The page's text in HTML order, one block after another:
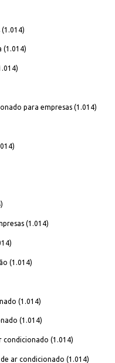
(1.014)
(1.014)
para empresas (1.014)
(1.014)
(1.014)
(1.014)
(1.014)
condicionado (1.014)
ar condicionado (1.014)